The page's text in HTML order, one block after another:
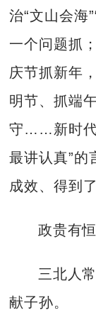
治“文山会海
一个问题抓
庆节抓新年
明节、抓端
守……新时代
最讲认真”的
成效、得到
政贵有
三北人
献子孙。